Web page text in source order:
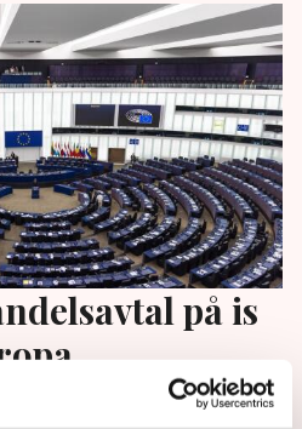
på is
Martin Tunström att V